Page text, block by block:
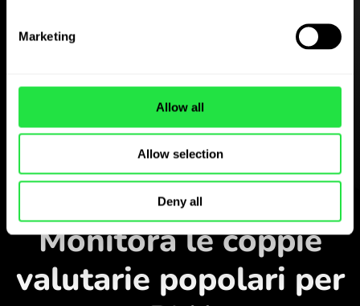
Marketing
Allow all
Allow selection
Deny all
Scarica gratis
ZEN.COM
Scarica l’applicazione
e registrati in pochi minuti.
Monitora le coppie
valutarie popolari per